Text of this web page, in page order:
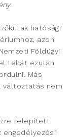
hatósági
azon
Földügyi
tehát ezután
Más
változtatás nem
telepített
engedélyezési